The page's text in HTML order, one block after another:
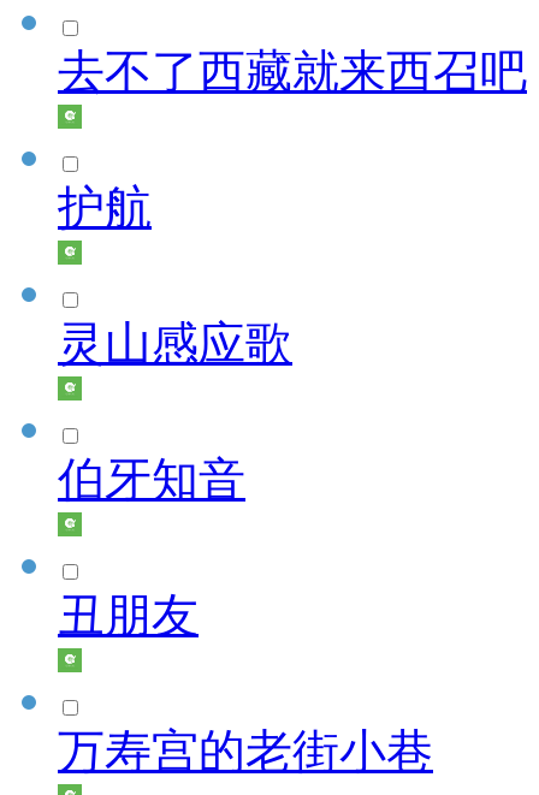
去不了西藏就来西召吧
护航
灵山感应歌
伯牙知音
丑朋友
万寿宫的老街小巷